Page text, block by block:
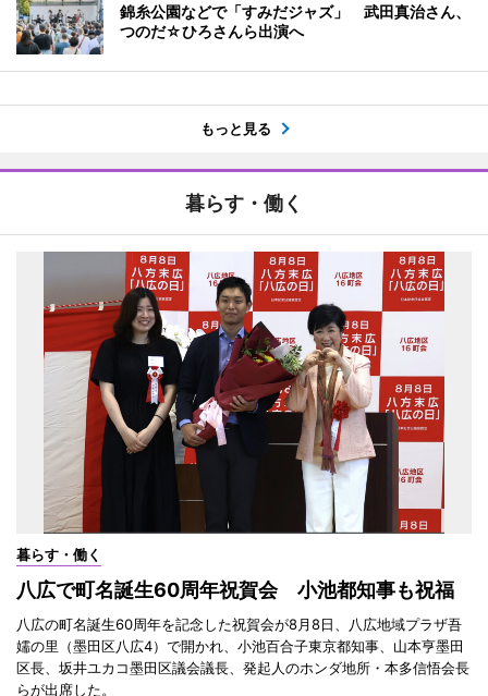
錦糸公園などで「すみだジャズ」 武田真治さん、
つのだ☆ひろさんら出演へ
もっと見る
暮らす・働く
暮らす・働く
八広で町名誕生60周年祝賀会 小池都知事も祝福
八広の町名誕生60周年を記念した祝賀会が8月8日、八広地域プラザ吾
嬬の里（墨田区八広4）で開かれ、小池百合子東京都知事、山本亨墨田
区長、坂井ユカコ墨田区議会議長、発起人のホンダ地所・本多信悟会長
らが出席した。